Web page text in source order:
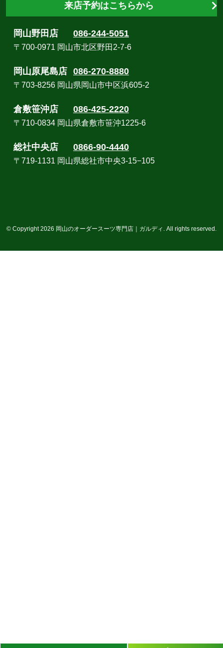
来店予約はこちらから
岡山野田店 086-244-5051
〒700-0971 岡山市北区野田2-7-6
岡山原尾島店 086-270-8880
〒703-8256 岡山県岡山市中区浜605-2
倉敷笹沖店 086-425-2220
〒710-0834 岡山県倉敷市笹沖1225-6
総社中央店 0866-90-4440
〒719-1131 岡山県総社市中央3-15−105
© Copyright 2026 岡山のオーダースーツ専門店｜ガルディ. All rights reserved.